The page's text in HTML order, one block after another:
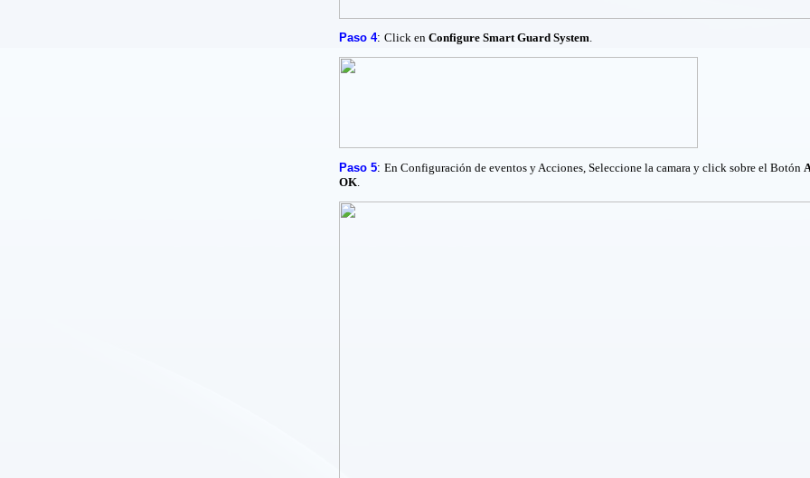
Paso 4: Click en Configure Smart Guard System
Paso 5: En Configuración de eventos y Acciones, Seleccione la camara y click sobre el Botón
OK.